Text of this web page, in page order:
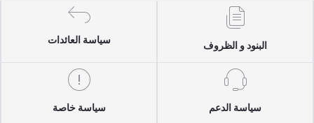
البنود و الظروف
سياسة العائدات
سياسة الدعم سياسة خاصة